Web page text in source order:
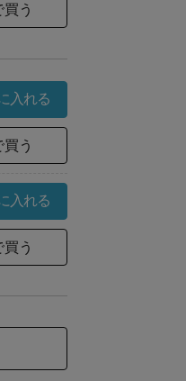
36.5
う
入れる
う
入れる
う